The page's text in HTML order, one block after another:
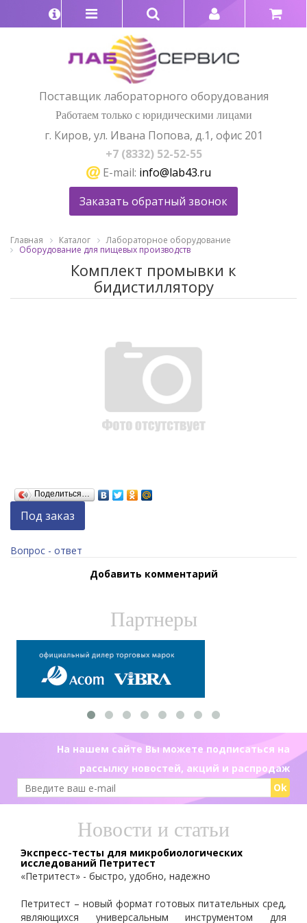
Поставщик лабораторного оборудования
Работаем только с юридическими лицами
г. Киров, ул. Ивана Попова, д.1, офис 201
+7 (8332) 52-52-55
E-mail: info@lab43.ru
Заказать обратный звонок
Главная Каталог
Лабораторное оборудование
Оборудование для пищевых производств
Комплект промывки к
бидистиллятору
Поделиться…
Под заказ
Вопрос - ответ
Добавить комментарий
Партнеры
На нашем сайте Вы можете подписаться на
рассылку новостей, акций и распродаж
Ok
Новости и статьи
Экспресс-тесты для микробиологических
исследований Петритест
«Петритест» - быстро, удобно, надежно
Петритест – новый формат готовых питательных сред,
являющихся универсальным инструментом для